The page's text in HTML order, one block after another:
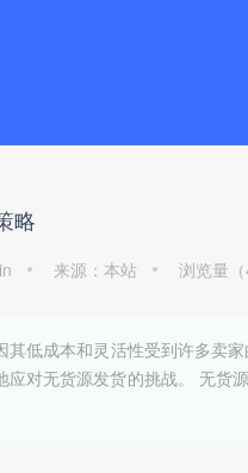
略
来源：本站 浏览量（
低成本和灵活性受到许多卖
对无货源发货的挑战。 无